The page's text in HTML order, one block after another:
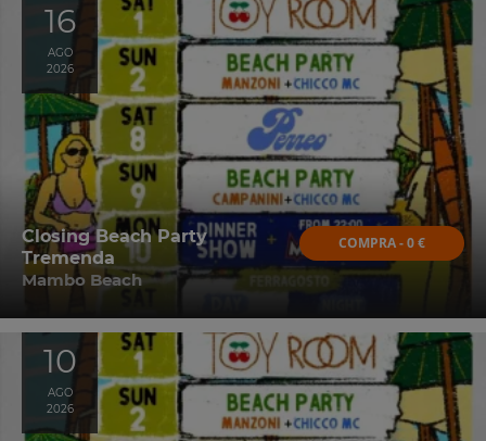
16
AGO
2026
Closing Beach Party
Tremenda
Mambo Beach
COMPRA - 0 €
10
AGO
2026